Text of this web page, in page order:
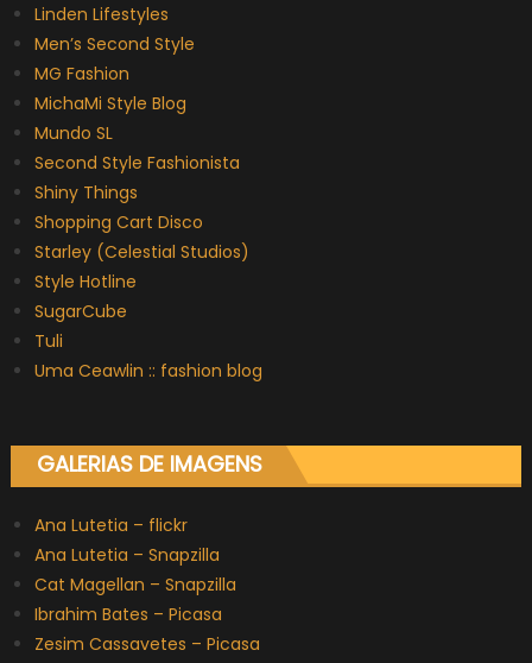
Linden Lifestyles
Men’s Second Style
MG Fashion
MichaMi Style Blog
Mundo SL
Second Style Fashionista
Shiny Things
Shopping Cart Disco
Starley (Celestial Studios)
Style Hotline
SugarCube
Tuli
Uma Ceawlin :: fashion blog
GALERIAS DE IMAGENS
Ana Lutetia – flickr
Ana Lutetia – Snapzilla
Cat Magellan – Snapzilla
Ibrahim Bates – Picasa
Zesim Cassavetes – Picasa